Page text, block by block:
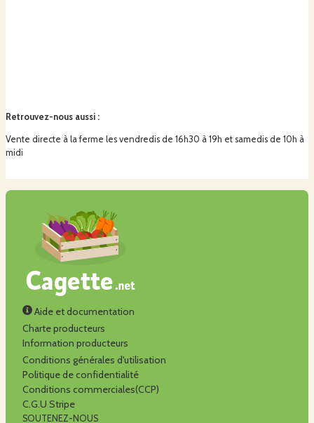
Retrouvez-nous aussi :
Vente directe à la ferme les vendredis de 16h30 à 19h et samedis de 10h à
midi
Aide et documentation
Charte producteurs
Information producteurs
Conditions générales d'utilisation
Politique de confidentialité
Conditions commerciales(CCP)
C.G.U Stripe
SOUTENEZ-NOUS